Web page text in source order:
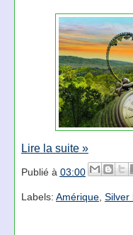
Lire la suite »
Publié à 03:00
Labels: Amérique, Silver